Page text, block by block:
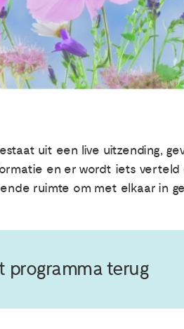
uit een live uitzending,
en er wordt iets
ruimte om met elkaar in
programma terug